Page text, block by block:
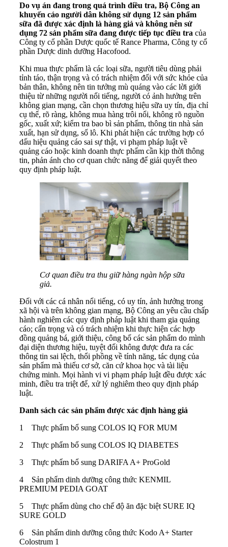
Do vụ án đang trong quá trình điều tra, Bộ Công an
khuyến cáo người dân không sử dụng 12 sản phẩm
sữa đã được xác định là hàng giả và không nên sử
dụng 72 sản phẩm sữa đang được tiếp tục điều tra của
Công ty cổ phần Dược quốc tế Rance Pharma, Công ty cổ
phần Dược dinh dưỡng Hacofood.
Khi mua thực phẩm là các loại sữa, người tiêu dùng phải
tỉnh táo, thận trọng và có trách nhiệm đối với sức khỏe của
bản thân, không nên tin tưởng mù quáng vào các lời giới
thiệu từ những người nổi tiếng, người có ảnh hưởng trên
không gian mạng, cần chọn thương hiệu sữa uy tín, địa chỉ
cụ thể, rõ ràng, không mua hàng trôi nổi, không rõ nguồn
gốc, xuất xứ; kiểm tra bao bì sản phẩm, thông tin nhà sản
xuất, hạn sử dụng, số lô. Khi phát hiện các trường hợp có
dấu hiệu quảng cáo sai sự thật, vi phạm pháp luật về
quảng cáo hoặc kinh doanh thực phẩm cần kịp thời thông
tin, phản ánh cho cơ quan chức năng để giải quyết theo
quy định pháp luật.
Cơ quan điều tra thu giữ hàng ngàn hộp sữa
giả.
Đối với các cá nhân nổi tiếng, có uy tín, ảnh hưởng trong
xã hội và trên không gian mạng, Bộ Công an yêu cầu chấp
hành nghiêm các quy định pháp luật khi tham gia quảng
cáo; cẩn trọng và có trách nhiệm khi thực hiện các hợp
đồng quảng bá, giới thiệu, công bố các sản phẩm do mình
đại diện thương hiệu, tuyệt đối không được đưa ra các
thông tin sai lệch, thổi phồng về tính năng, tác dụng của
sản phẩm mà thiếu cơ sở, căn cứ khoa học và tài liệu
chứng minh. Mọi hành vi vi phạm pháp luật đều được xác
minh, điều tra triệt để, xử lý nghiêm theo quy định pháp
luật.
Danh sách các sản phẩm được xác định hàng giả
1 Thực phẩm bổ sung COLOS IQ FOR MUM
2 Thực phẩm bổ sung COLOS IQ DIABETES
3 Thực phẩm bổ sung DARIFA A+ ProGold
4 Sản phẩm dinh dưỡng công thức KENMIL
PREMIUM PEDIA GOAT
5 Thực phẩm dùng cho chế độ ăn đặc biệt SURE IQ
SURE GOLD
6 Sản phẩm dinh dưỡng công thức Kodo A+ Starter
Colostrum 1